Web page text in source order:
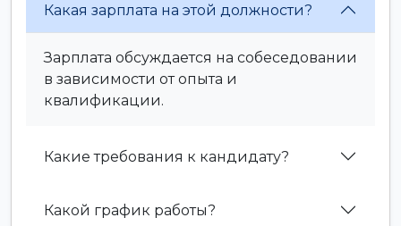
Какая зарплата на этой должности?
Зарплата обсуждается на собеседовании
в зависимости от опыта и
квалификации.
Какие требования к кандидату?
Какой график работы?